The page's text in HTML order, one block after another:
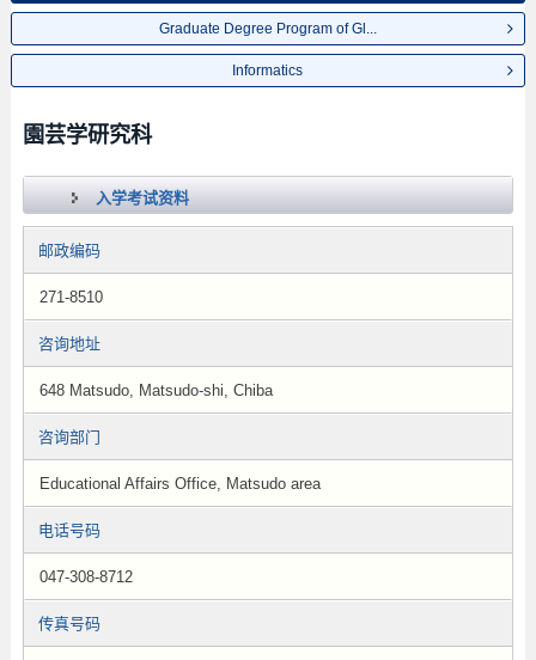
Graduate Degree Program of Gl...
Informatics
園芸学研究科
入学考试资料
邮政编码
271-8510
咨询地址
648 Matsudo, Matsudo-shi, Chiba
咨询部门
Educational Affairs Office, Matsudo area
电话号码
047-308-8712
传真号码